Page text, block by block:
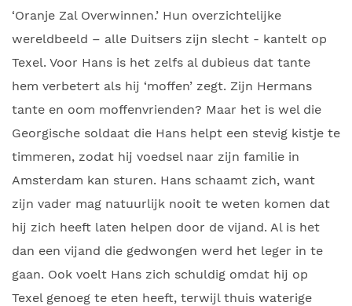
‘Oranje Zal Overwinnen.’ Hun overzichtelijke
wereldbeeld – alle Duitsers zijn slecht - kantelt op
Texel. Voor Hans is het zelfs al dubieus dat tante
hem verbetert als hij ‘moffen’ zegt. Zijn Hermans
tante en oom moffenvrienden? Maar het is wel die
Georgische soldaat die Hans helpt een stevig kistje te
timmeren, zodat hij voedsel naar zijn familie in
Amsterdam kan sturen. Hans schaamt zich, want
zijn vader mag natuurlijk nooit te weten komen dat
hij zich heeft laten helpen door de vijand. Al is het
dan een vijand die gedwongen werd het leger in te
gaan. Ook voelt Hans zich schuldig omdat hij op
Texel genoeg te eten heeft, terwijl thuis waterige